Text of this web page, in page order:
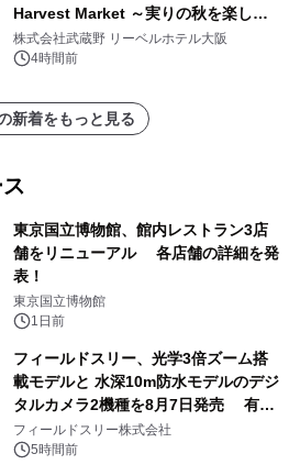
Harvest Market ～実りの秋を楽しむ
ディナー&スイーツビュッフェ～』を9
月18日より開催！
株式会社武蔵野 リーベルホテル大阪
4時間前
新着をもっと見る
東京国立博物館、館内レストラン3店
舗をリニューアル 各店舗の詳細を発
表！
東京国立博物館
1日前
フィールドスリー、光学3倍ズーム搭
載モデルと 水深10m防水モデルのデジ
タルカメラ2機種を8月7日発売 有効
約1300万画素、用途別に選べるコンデ
ジ新登場
フィールドスリー株式会社
5時間前